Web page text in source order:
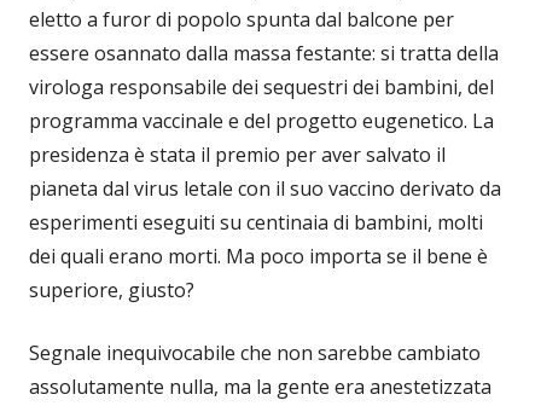
eletto a furor di popolo spunta dal balcone per
essere osannato dalla massa festante: si tratta della
virologa responsabile dei sequestri dei bambini, del
programma vaccinale e del progetto eugenetico. La
presidenza è stata il premio per aver salvato il
pianeta dal virus letale con il suo vaccino derivato da
esperimenti eseguiti su centinaia di bambini, molti
dei quali erano morti. Ma poco importa se il bene è
superiore, giusto?
Segnale inequivocabile che non sarebbe cambiato
assolutamente nulla, ma la gente era anestetizzata